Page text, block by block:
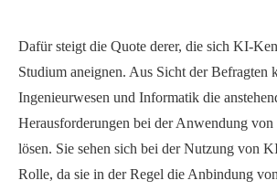
Dafür steigt die Quote derer, die sich KI-
Studium aneignen. Aus Sicht der Befragten
Ingenieurwesen und Informatik die
Herausforderungen bei der Anwendung
lösen. Sie sehen sich bei der Nutzung von
Rolle, da sie in der Regel die Anbindung